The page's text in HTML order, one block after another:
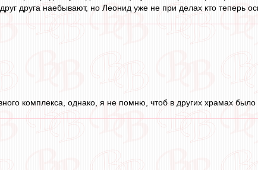
друга наебывают, но Леонид уже не при делах кто теперь
комплекса, однако, я не помню, чтоб в других храмах было